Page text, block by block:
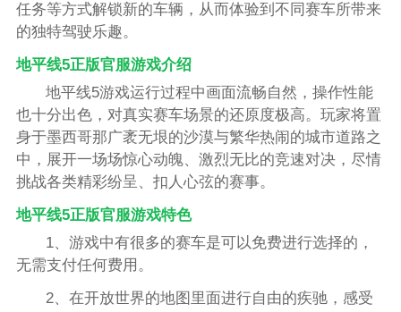
任务等方式解锁新的车辆，从而体验到不同赛车所带来
的独特驾驶乐趣。
地平线5正版官服游戏介绍
地平线5游戏运行过程中画面流畅自然，操作性能
也十分出色，对真实赛车场景的还原度极高。玩家将置
身于墨西哥那广袤无垠的沙漠与繁华热闹的城市道路之
中，展开一场场惊心动魄、激烈无比的竞速对决，尽情
挑战各类精彩纷呈、扣人心弦的赛事。
地平线5正版官服游戏特色
1、游戏中有很多的赛车是可以免费进行选择的，
无需支付任何费用。
2、在开放世界的地图里面进行自由的疾驰，感受